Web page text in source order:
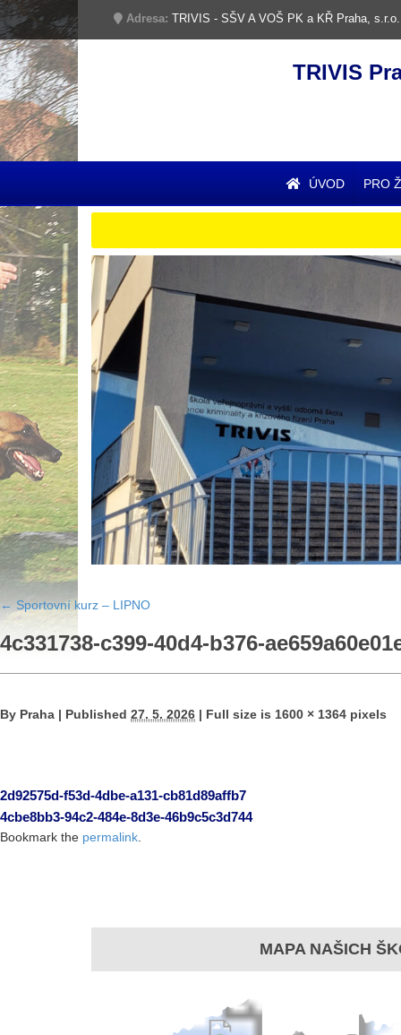
Adresa: TRIVIS - SŠV A VOŠ PK a KŘ Praha,
TRIVIS
ÚVOD PRO
← Sportovní kurz – LIPNO
4c331738-c399-40d4-b376-
By Praha | Published 27. 5. 2026 | Full size is 1600 × 1364 pixels
2d92575d-f53d-4dbe-a131-cb81d89affb7
4cbe8bb3-94c2-484e-8d3e-46b9c5c3d744
Bookmark the permalink
MAPA NAŠICH